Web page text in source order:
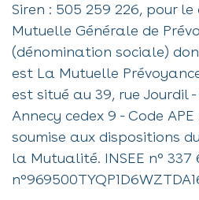
Siren : 505 259 226, pour
Mutuelle Générale de
(dénomination sociale)
est La Mutuelle
est situé au 39, rue Jourdil -
Annecy cedex 9 - Code
soumise aux dispositions
la Mutualité. INSEE n° 337